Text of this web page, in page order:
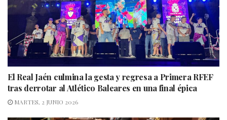
El Real Jaén culmina la gesta y regresa a Primera RFEF
tras derrotar al Atlético Baleares en una final épica
MARTES, 2 JUNIO 2026